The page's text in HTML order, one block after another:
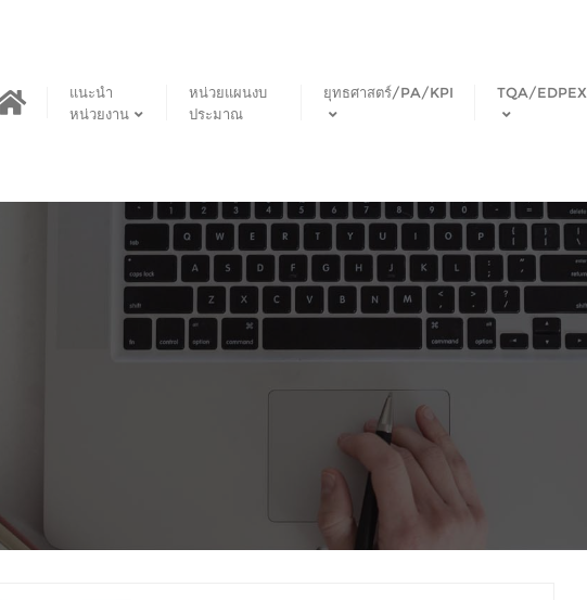
แนะนำ
หน่วยงาน
หน่วยแผนงบ
ประมาณ
ยุทธศาสตร์/PA/KPI TQA/EDPEX